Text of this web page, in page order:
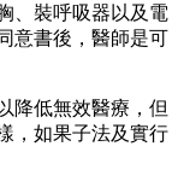
、裝呼吸器以及電
意書後，醫師是可
降低無效醫療，但
，如果子法及實行